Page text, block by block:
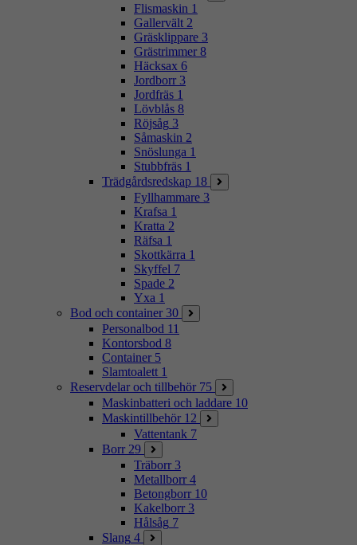
Flismaskin 1
Gallervält 2
Gräsklippare 3
Grästrimmer 8
Häcksax 6
Jordborr 3
Jordfräs 1
Lövblås 8
Röjsåg 3
Såmaskin 2
Snöslunga 1
Stubbfräs 1
Trädgårdsredskap 18
Fyllhammare 3
Krafsa 1
Kratta 2
Räfsa 1
Skottkärra 1
Skyffel 7
Spade 2
Yxa 1
Bod och container 30
Personalbod 11
Kontorsbod 8
Container 5
Slamtoalett 1
Reservdelar och tillbehör 75
Maskinbatteri och laddare 10
Maskintillbehör 12
Vattentank 7
Borr 29
Träborr 3
Metallborr 4
Betongborr 10
Kakelborr 3
Hålsåg 7
Slang 4